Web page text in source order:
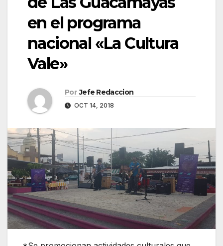
en el programa
nacional «La Cultura
Vale»
Por Jefe Redaccion
OCT 14, 2018